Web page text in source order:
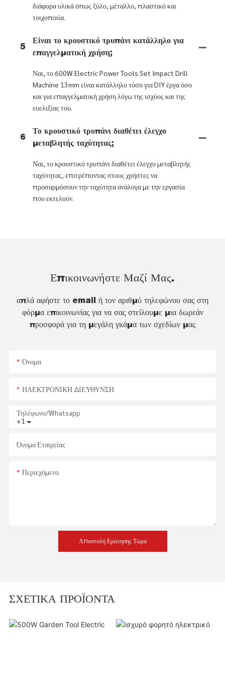
διάφορα υλικά όπως ξύλο, μέταλλο, πλαστικό και
τοιχοποιία.
5
Είναι το κρουστικό τρυπάνι κατάλληλο για
επαγγελματική χρήση;
Ναι, το 600W Electric Power Tools Set Impact Drill
Machine 13mm είναι κατάλληλο τόσο για DIY έργα όσο
και για επαγγελματική χρήση λόγω της ισχύος και της
ευελιξίας του.
6
Το κρουστικό τρυπάνι διαθέτει έλεγχο
μεταβλητής ταχύτητας;
Ναι, το κρουστικό τρυπάνι διαθέτει έλεγχο μεταβλητής
ταχύτητας, επιτρέποντας στους χρήστες να
προσαρμόσουν την ταχύτητα ανάλογα με την εργασία
που εκτελούν.
Επικοινωνήστε Μαζί Μας.
απλά αφήστε το email ή τον αριθμό τηλεφώνου σας στη
φόρμα επικοινωνίας για να σας στείλουμε μια δωρεάν
προσφορά για τη μεγάλη γκάμα των σχεδίων μας
Όνομα
ΗΛΕΚΤΡΟΝΙΚΗ ΔΙΕΥΘΥΝΣΗ
+1
Τηλέφωνο/whatsapp
Όνομα Εταιρείας
Περιεχόμενο
Αποστολή Ερώτησης Τώρα
ΣΧΕΤΙΚΆ ΠΡΟΪΌΝΤΑ